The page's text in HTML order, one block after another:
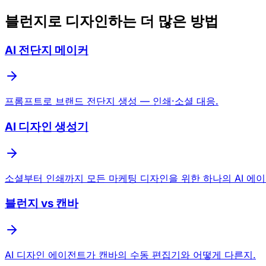
블런지로 디자인하는 더 많은 방법
AI 전단지 메이커
프롬프트로 브랜드 전단지 생성 — 인쇄·소셜 대응.
AI 디자인 생성기
소셜부터 인쇄까지 모든 마케팅 디자인을 위한 하나의 AI 에
블런지 vs 캔바
AI 디자인 에이전트가 캔바의 수동 편집기와 어떻게 다른지.